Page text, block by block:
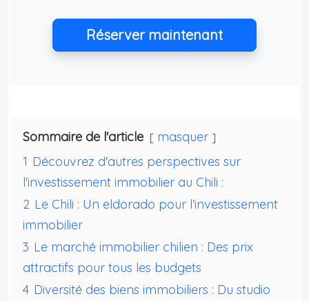
Réserver maintenant
Sommaire de l'article
masquer
1 Découvrez d'autres perspectives sur
l'investissement immobilier au Chili :
2 Le Chili : Un eldorado pour l’investissement
immobilier
3 Le marché immobilier chilien : Des prix
attractifs pour tous les budgets
4 Diversité des biens immobiliers : Du studio